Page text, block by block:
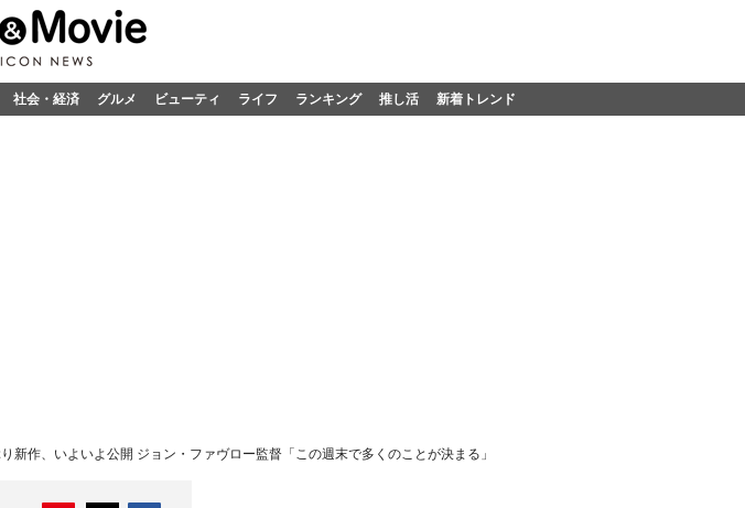
社会・経済 グルメ ビューティ ライフ ランキング 推し活 新着トレンド
新作、いよいよ公開 ジョン・ファヴロー監督「この週末で多くのことが決まる」